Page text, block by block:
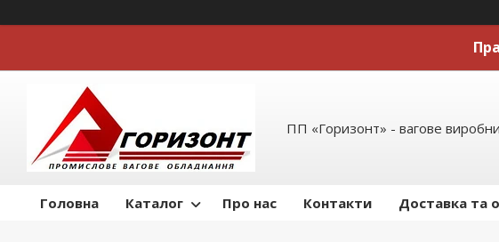
ПП «Горизонт» - вагове
Головна Каталог Про нас Контакти Доставка та